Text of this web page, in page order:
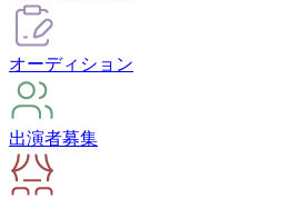
オーディション
出演者募集